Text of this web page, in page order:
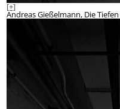
[+]
Andreas Gießelmann, Die